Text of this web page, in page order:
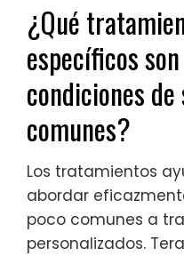
¿Qué
específicos
condiciones
comunes?
Los tratamientos
abordar
poco comunes a
personalizados.